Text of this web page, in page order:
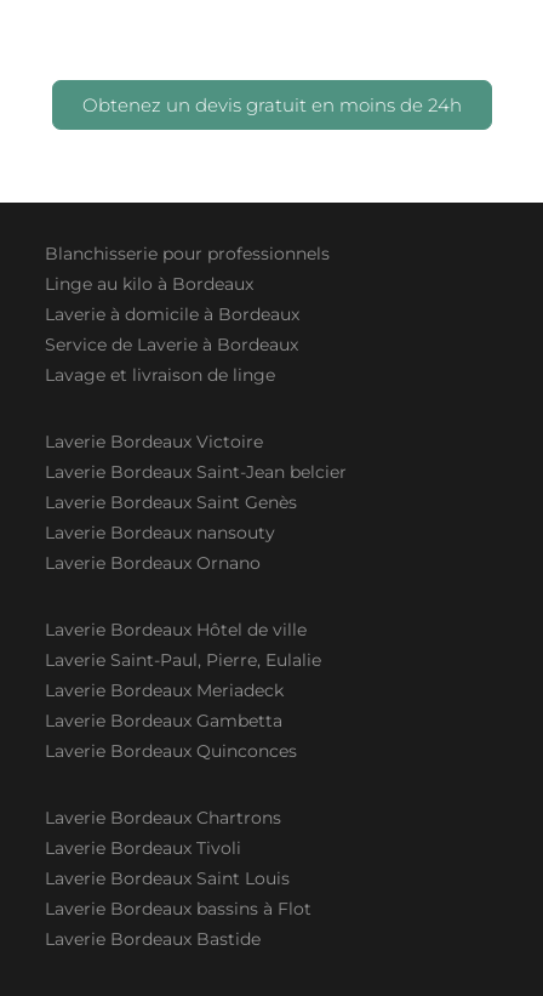
Obtenez un devis gratuit en moins de 24h
Blanchisserie pour professionnels
Linge au kilo à Bordeaux
Laverie à domicile à Bordeaux
Service de Laverie à Bordeaux
Lavage et livraison de linge
Laverie Bordeaux Victoire
Laverie Bordeaux Saint-Jean belcier
Laverie Bordeaux Saint Genès
Laverie Bordeaux nansouty
Laverie Bordeaux Ornano
Laverie Bordeaux Hôtel de ville
Laverie Saint-Paul, Pierre, Eulalie
Laverie Bordeaux Meriadeck
Laverie Bordeaux Gambetta
Laverie Bordeaux Quinconces
Laverie Bordeaux Chartrons
Laverie Bordeaux Tivoli
Laverie Bordeaux Saint Louis
Laverie Bordeaux bassins à Flot
Laverie Bordeaux Bastide